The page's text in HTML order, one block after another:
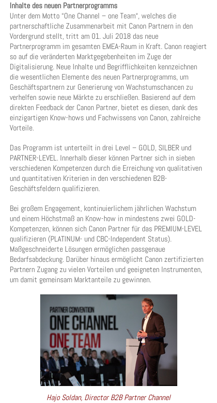
Inhalte des neuen Partnerprogramms
Unter dem Motto “One Channel – one Team“, welches die
partnerschaftliche Zusammenarbeit mit Canon Partnern in den
Vordergrund stellt, tritt am 01. Juli 2018 das neue
Partnerprogramm im gesamten EMEA-Raum in Kraft. Canon reagiert
so auf die veränderten Marktgegebenheiten im Zuge der
Digitalisierung. Neue Inhalte und Begrifflichkeiten kennzeichnen
die wesentlichen Elemente des neuen Partnerprogramms, um
Geschäftspartnern zur Generierung von Wachstumschancen zu
verhelfen sowie neue Märkte zu erschließen. Basierend auf dem
direkten Feedback der Canon Partner, bietet es diesen, dank des
einzigartigen Know-hows und Fachwissens von Canon, zahlreiche
Vorteile.
Das Programm ist unterteilt in drei Level – GOLD, SILBER und
PARTNER-LEVEL. Innerhalb dieser können Partner sich in sieben
verschiedenen Kompetenzen durch die Erreichung von qualitativen
und quantitativen Kriterien in den verschiedenen B2B-
Geschäftsfeldern qualifizieren.
Bei großem Engagement, kontinuierlichem jährlichen Wachstum
und einem Höchstmaß an Know-how in mindestens zwei GOLD-
Kompetenzen, können sich Canon Partner für das PREMIUM-LEVEL
qualifizieren (PLATINUM- und CBC-Independent Status).
Maßgeschneiderte Lösungen ermöglichen passgenaue
Bedarfsabdeckung. Darüber hinaus ermöglicht Canon zertifizierten
Partnern Zugang zu vielen Vorteilen und geeigneten Instrumenten,
um damit gemeinsam Marktanteile zu gewinnen.
Hajo Soldan, Director B2B Partner Channel